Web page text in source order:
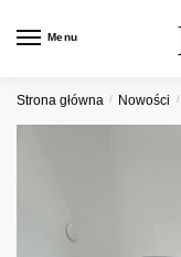
Menu
Strona główna / Nowości /